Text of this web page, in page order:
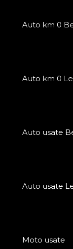
Auto km 0
Auto km 0
Auto usate
Auto usate
Moto usate